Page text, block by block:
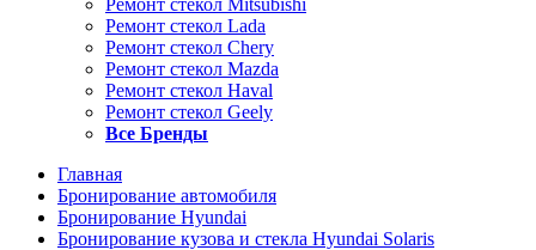
Ремонт стекол Mitsubishi
Ремонт стекол Lada
Ремонт стекол Chery
Ремонт стекол Mazda
Ремонт стекол Haval
Ремонт стекол Geely
Все Бренды
Главная
Бронирование автомобиля
Бронирование Hyundai
Бронирование кузова и стекла Hyundai Solaris